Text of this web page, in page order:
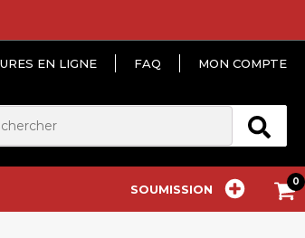
EN LIGNE FAQ MON COMPTE
SOUMISSION